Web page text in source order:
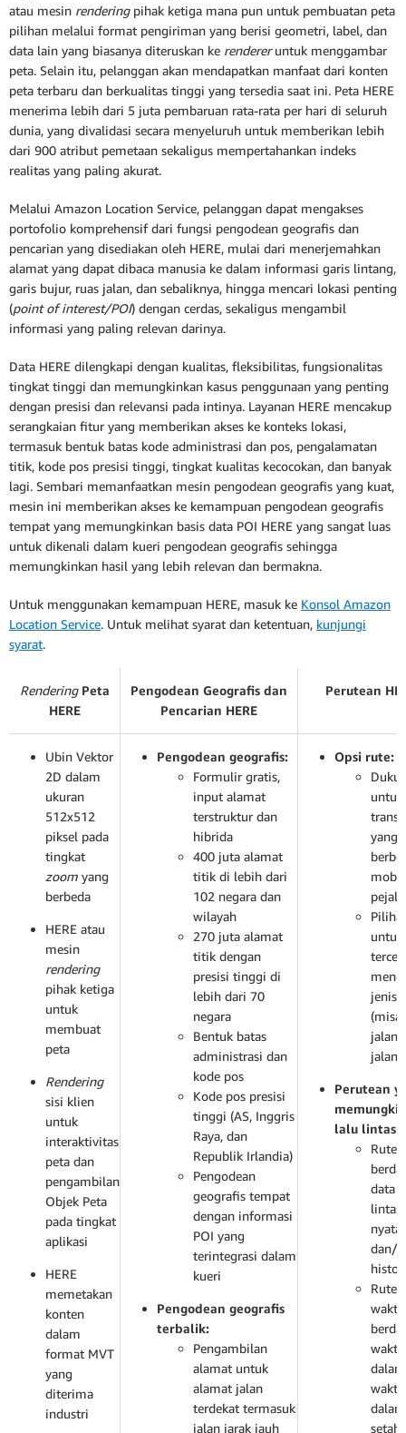
atau mesin rendering pihak ketiga mana pun untuk pembuatan peta
pilihan melalui format pengiriman yang berisi geometri, label, dan
data lain yang biasanya diteruskan ke rendereruntuk menggambar
peta. Selain itu, pelanggan akan mendapatkan manfaat dari konten
peta terbaru dan berkualitas tinggi yang tersedia saat ini. Peta HERE
menerima lebih dari 5 juta pembaruan rata-rata per hari di seluruh
dunia, yang divalidasi secara menyeluruh untuk memberikan lebih
dari 900 atribut pemetaan sekaligus mempertahankan indeks
realitas yang paling akurat.
Melalui Amazon Location Service, pelanggan dapat mengakses
portofolio komprehensif dari fungsi pengodean geografis dan
pencarian yang disediakan oleh HERE, mulai dari menerjemahkan
alamat yang dapat dibaca manusia ke dalam informasi garis lintang,
garis bujur, ruas jalan, dan sebaliknya, hingga mencari lokasi penting
(point of interest/POI) dengan cerdas, sekaligus mengambil
informasi yang paling relevan darinya.
Data HERE dilengkapi dengan kualitas, fleksibilitas, fungsionalitas
tingkat tinggi dan memungkinkan kasus penggunaan yang penting
dengan presisi dan relevansi pada intinya. Layanan HERE mencakup
serangkaian fitur yang memberikan akses ke konteks lokasi,
termasuk bentuk batas kode administrasi dan pos, pengalamatan
titik, kode pos presisi tinggi, tingkat kualitas kecocokan, dan banyak
lagi. Sembari memanfaatkan mesin pengodean geografis yang kuat,
mesin ini memberikan akses ke kemampuan pengodean geografis
tempat yang memungkinkan basis data POI HERE yang sangat luas
untuk dikenali dalam kueri pengodean geografis sehingga
memungkinkan hasil yang lebih relevan dan bermakna.
Untuk menggunakan kemampuan HERE, masuk ke Konsol Amazon
Location Service. Untuk melihat syarat dan ketentuan, kunjungi
syarat.
Rendering Peta
HERE
Pengodean Geografis dan
Pencarian HERE
Perutean
Ubin Vektor
2D dalam
ukuran
512x512
piksel pada
tingkat
zoom yang
berbeda
HERE atau
mesin
rendering
pihak ketiga
untuk
membuat
peta
Rendering
sisi klien
untuk
interaktivitas
peta dan
pengambilan
Objek Peta
pada tingkat
aplikasi
HERE
memetakan
konten
dalam
format MVT
yang
diterima
industri
Pengodean geografis:
Formulir gratis,
input alamat
terstruktur dan
hibrida
400 juta alamat
titik di lebih dari
102 negara dan
wilayah
270 juta alamat
titik dengan
presisi tinggi di
lebih dari 70
negara
Bentuk batas
administrasi dan
kode pos
Kode pos presisi
tinggi (AS, Inggris
Raya, dan
Republik Irlandia)
Pengodean
geografis tempat
dengan informasi
POI yang
terintegrasi dalam
kueri
Pengodean geografis
terbalik:
Pengambilan
alamat untuk
alamat jalan
terdekat termasuk
jalan jarak jauh
Opsi rute:
yang
jenis
jalan
jalan
Perutean
lalu lintas:
Rute
data
lintas
nyata
dan/
Rute
waktu
waktu
waktu
dalam